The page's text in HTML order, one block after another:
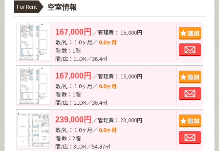
For Rent 空室情報
167,000円 ／管理費： 15,000円
敷/礼： 1.0ヶ月／0.0ヶ月
階 数：1階
間/広：1LDK／36.4㎡
167,000円 ／管理費： 15,000円
敷/礼： 1.0ヶ月／0.0ヶ月
階 数：1階
間/広：1LDK／36.4㎡
239,000円 ／管理費： 23,000円
敷/礼： 1.0ヶ月／0.0ヶ月
階 数：2階
間/広：3LDK／54.87㎡